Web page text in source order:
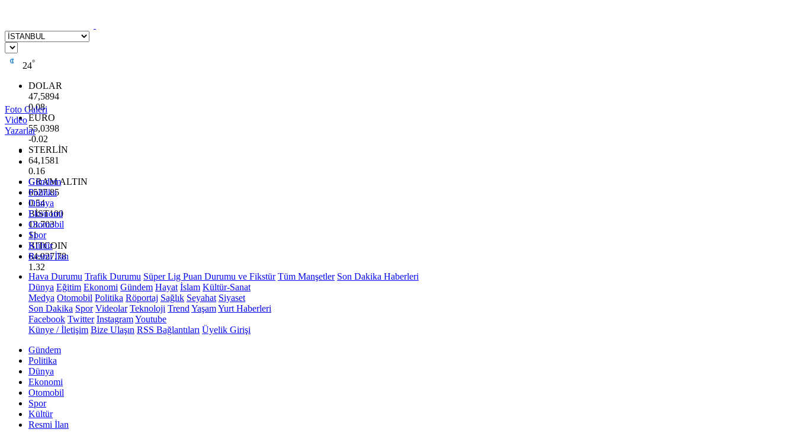
24°
DOLAR
47,5894
0.08
EURO
55,0398
-0.02
STERLİN
64,1581
0.16
GRAM ALTIN
6527.85
0.54
BİST100
13.703
11
BITCOIN
64.927,78
1.32
Foto Galeri
Video
Yazarlar
Gündem
Politika
Dünya
Ekonomi
Otomobil
Spor
Kültür
Resmi İlan
Hava Durumu Trafik Durumu Süper Lig Puan Durumu ve Fikstür Tüm Manşetler Son Dakika Haberleri
Dünya Eğitim Ekonomi Gündem Hayat İslam Kültür-Sanat
Medya Otomobil Politika Röportaj Sağlık Seyahat Siyaset
Son Dakika Spor Videolar Teknoloji Trend YaşamYurt Haberleri
Facebook Twitter InstagramYoutube
Künye / İletişim Bize Ulaşın RSS Bağlantıları Üyelik Girişi
Gündem
Politika
Dünya
Ekonomi
Otomobil
Spor
Kültür
Resmi İlan